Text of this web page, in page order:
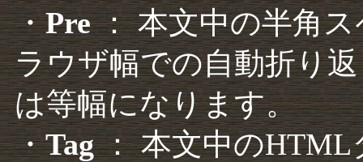
・Pre： 本文中の半角
ラウザ幅での自動折り
は等幅になります。
・Tag： 本文中のHTML